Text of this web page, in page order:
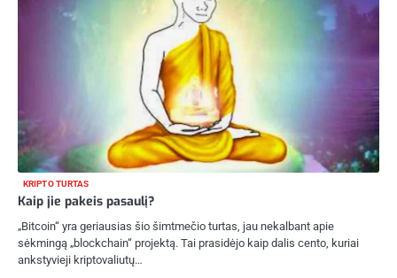
KRIPTO TURTAS
Kaip jie pakeis pasaulį?
„Bitcoin“ yra geriausias šio šimtmečio turtas, jau nekalbant apie
sėkmingą „blockchain“ projektą. Tai prasidėjo kaip dalis cento, kuriai
ankstyvieji kriptovaliutų…